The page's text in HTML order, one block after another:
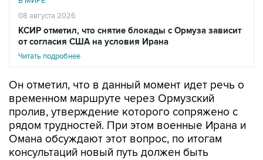
КСИР отметил, что снятие блокады с Ормуза зависит
от согласия США на условия Ирана
Читать подробнее
Он отметил, что в данный момент идет речь о
пролив, утверждение которого сопряжено с
рядом трудностей. При этом военные Ирана и
Омана обсуждают этот вопрос, по итогам
консультаций новый путь должен быть
определен.